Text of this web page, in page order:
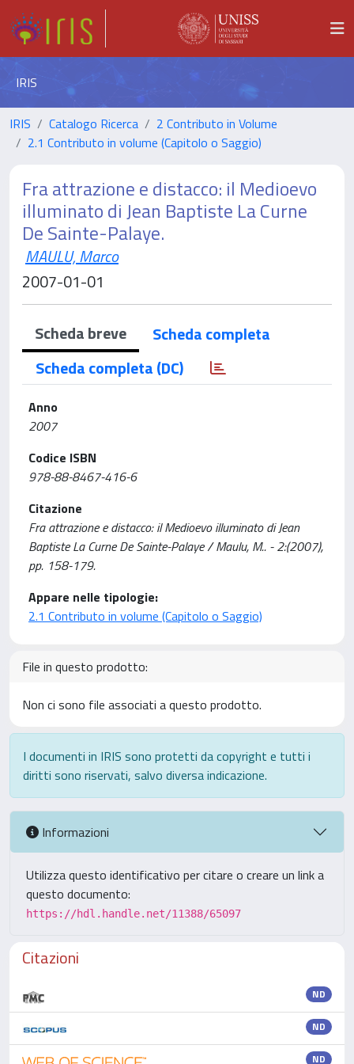
IRIS
IRIS Catalogo Ricerca
2 Contributo in Volume
2.1 Contributo in volume (Capitolo o Saggio)
Fra attrazione e distacco: il Medioevo
illuminato di Jean Baptiste La Curne
De Sainte-Palaye.
MAULU, Marco
2007-01-01
Scheda breve
Scheda completa
Scheda completa (DC)
Anno
2007
Codice ISBN
978-88-8467-416-6
Citazione
Fra attrazione e distacco: il Medioevo illuminato di Jean
Baptiste La Curne De Sainte-Palaye / Maulu, M.. - 2:(2007),
pp. 158-179.
Appare nelle tipologie:
2.1 Contributo in volume (Capitolo o Saggio)
File in questo prodotto:
Non ci sono file associati a questo prodotto.
I documenti in IRIS sono protetti da copyright e tutti i
diritti sono riservati, salvo diversa indicazione.
Informazioni
Utilizza questo identificativo per citare o creare un link a
questo documento:
https://hdl.handle.net/11388/65097
Citazioni
ND
ND
ND